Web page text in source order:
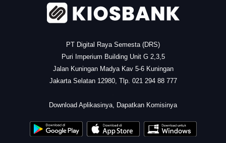
PT Digital Raya Semesta (DRS)
Puri Imperium Building Unit G 2,3,5
Jalan Kuningan Madya Kav 5-6 Kuningan
Jakarta Selatan 12980, Tlp. 021 294 88 777
Download Aplikasinya, Dapatkan Komisinya